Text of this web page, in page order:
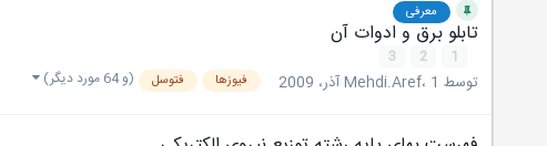
معرفی
تابلو برق و ادوات آن
1
2
3
توسط Mehdi.Aref، 1 آذر، 2009 فیوزها فتوسل (و 64 مورد دیگر)